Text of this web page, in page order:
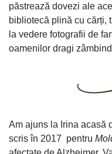
păstrează dovezi ale
bibliotecă plină cu cărți,
la vedere fotografii de
oamenilor dragi
Am ajuns la Irina acasă
scris în 2017 pentru